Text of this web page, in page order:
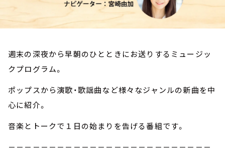
週末の深夜から早朝のひとときにお送りするミュージッ
クプログラム。
ポップスから演歌・歌謡曲など様々なジャンルの新曲を中
心に紹介。
音楽とトークで１日の始まりを告げる番組です。
－－－－－－－－－－－－－－－－－－－－－－－－－